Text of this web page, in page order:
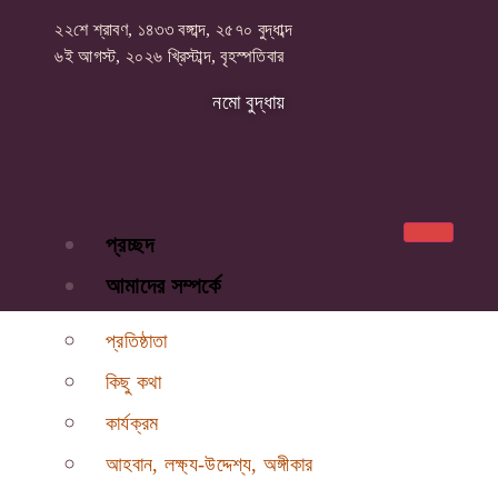
২২শে শ্রাবণ, ১৪৩৩ বঙ্গাব্দ, ২৫৭০ বুদ্ধাব্দ
৬ই আগস্ট, ২০২৬ খ্রিস্টাব্দ, বৃহস্পতিবার
নমো বুদ্ধায়
প্রচ্ছদ
আমাদের সম্পর্কে
প্রতিষ্ঠাতা
কিছু কথা
কার্যক্রম
আহবান, লক্ষ্য-উদ্দেশ্য, অঙ্গীকার